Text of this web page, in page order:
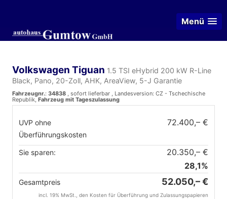
Menü
Volkswagen Tiguan 1.5 TSI eHybrid 200 kW R-Line
Black, Pano, 20-Zoll, AHK, AreaView, 5-J Garantie
Fahrzeugnr.: 34838 , sofort lieferbar , Landesversion: CZ - Tschechische
Republik, Fahrzeug mit Tageszulassung
UVP ohne
Überführungskosten
72.400,– €
Sie sparen:
20.350,– €
28,1%
Gesamtpreis 52.050,– €
incl. 19% MwSt., den Kosten für Überführung und Zulassungspapieren